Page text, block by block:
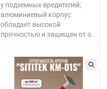
у подземных вредителей;
алюминиевый корпус
обладает высокой
прочностью и защищен от о..